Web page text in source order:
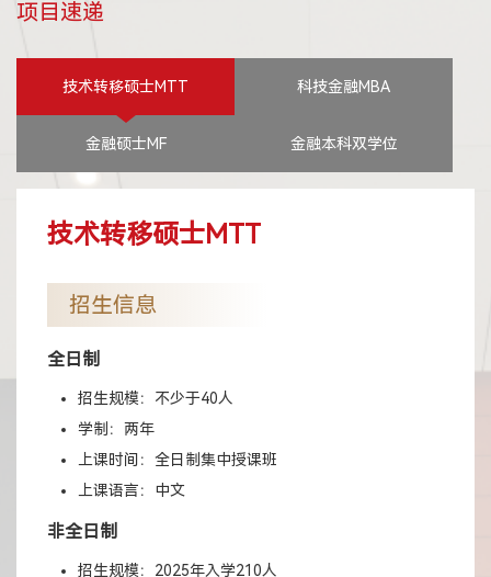
项目速递
技术转移硕士MTT 科技金融MBA
金融硕士MF 金融本科双学位
技术转移硕士MTT
招生信息
全日制
招生规模：不少于40人
学制：两年
上课时间：全日制集中授课班
上课语言：中文
非全日制
招生规模：2025年入学210人